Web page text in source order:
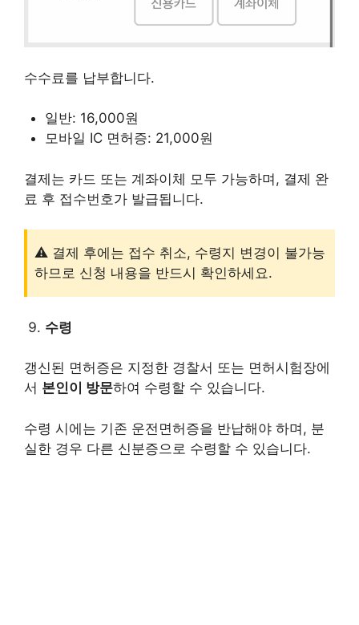
수수료를 납부합니다.
일반: 16,000원
모바일 IC 면허증: 21,000원
결제는 카드 또는 계좌이체 모두 가능하며, 결제 완
료 후 접수번호가 발급됩니다.
⚠️ 결제 후에는 접수 취소, 수령지 변경이 불가능
하므로 신청 내용을 반드시 확인하세요.
수령
갱신된 면허증은 지정한 경찰서 또는 면허시험장에
서 본인이 방문하여 수령할 수 있습니다.
수령 시에는 기존 운전면허증을 반납해야 하며, 분
실한 경우 다른 신분증으로 수령할 수 있습니다.